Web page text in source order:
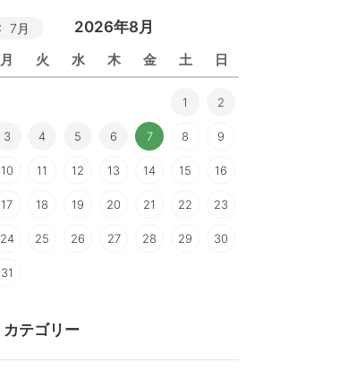
2026年8月
月 火 水 木 金 土 日
7月
1 2
3 4 5 6 7 8 9
10 11 12 13 14 15 16
17 18 19 20 21 22 23
24 25 26 27 28 29 30
31
カテゴリー